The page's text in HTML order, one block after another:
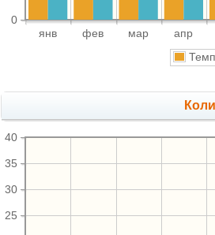
янв фев мар апр
0
25
30
35
40